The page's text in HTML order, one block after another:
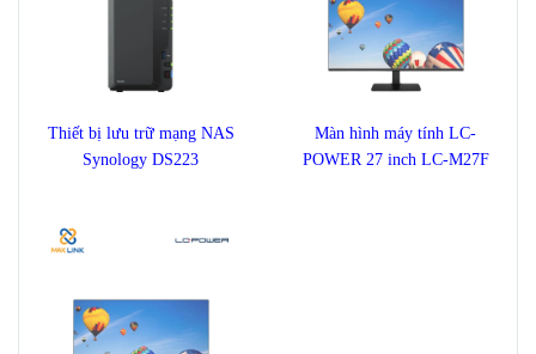
Ổ cứng HDD WESTERN
ENTERPRISE
Ổ cứng di động HDD
Seagate Expansion Portable